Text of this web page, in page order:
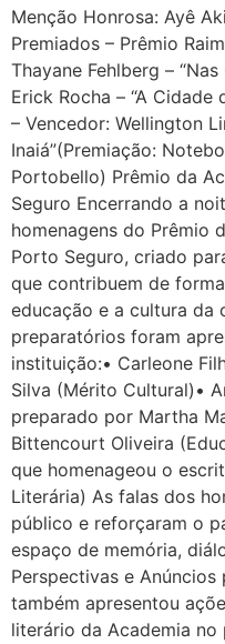
Menção Honrosa: Ayê
Premiados – Prêmio
Thayane Fehlberg –
Erick Rocha – “A Cidade
– Vencedor: Wellington
Inaiá”(Premiação:
Portobello) Prêmio da
Seguro Encerrando a
homenagens do Prêmio
Porto Seguro, criado
que contribuem de
educação e a cultura da
preparatórios foram
instituição:• Carleone
Silva (Mérito Cultural)•
preparado por Martha
Bittencourt Oliveira
que homenageou o
Literária) As falas dos
público e reforçaram o
espaço de memória,
Perspectivas e
também apresentou
literário da Academia no